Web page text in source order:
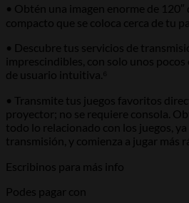
• Obtén una imagen enorme de
compacto que se coloca cerca de tu
• Descubre tus servicios de
imprescindibles, con solo unos
de usuario intuitiva.⁶
• Transmite tus juegos favoritos
proyector; no se requiere consola.
todo lo relacionado con los juegos, ya
transmisión, y comienza a jugar más
Escribinos para más info
Podes pagar con